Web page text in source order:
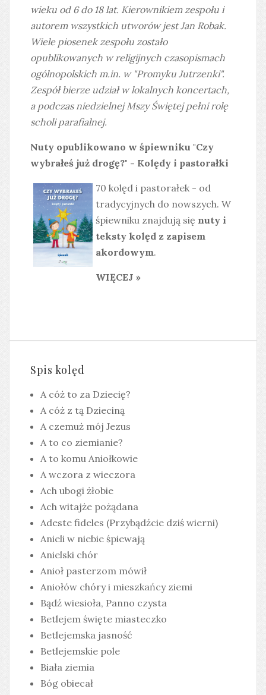
wieku od 6 do 18 lat. Kierownikiem zespołu i
autorem wszystkich utworów jest Jan Robak.
Wiele piosenek zespołu zostało
opublikowanych w religijnych czasopismach
ogólnopolskich m.in. w "Promyku Jutrzenki".
Zespół bierze udział w lokalnych koncertach,
a podczas niedzielnej Mszy Świętej pełni rolę
scholi parafialnej.
Nuty opublikowano w śpiewniku "Czy
wybrałeś już drogę?" - Kolędy i pastorałki
70 kolęd i pastorałek - od
tradycyjnych do nowszych. W
śpiewniku znajdują się nuty i
teksty kolęd z zapisem
akordowym.
WIĘCEJ »
Spis kolęd
A cóż to za Dziecię?
A cóż z tą Dzieciną
A czemuż mój Jezus
A to co ziemianie?
A to komu Aniołkowie
A wczora z wieczora
Ach ubogi żłobie
Ach witajże pożądana
Adeste fideles (Przybądźcie dziś wierni)
Anieli w niebie śpiewają
Anielski chór
Anioł pasterzom mówił
Aniołów chóry i mieszkańcy ziemi
Bądź wiesioła, Panno czysta
Betlejem święte miasteczko
Betlejemska jasność
Betlejemskie pole
Biała ziemia
Bóg obiecał